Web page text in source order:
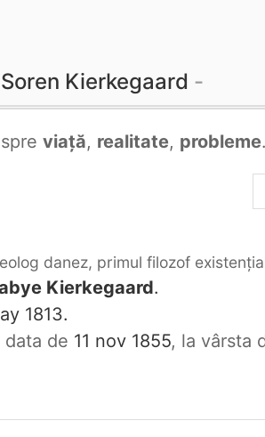
Soren Kierkegaard
viață, realitate, probleme.
danez, primul filozof
Kierkegaard.
1813.
de 11 nov 1855, la vârsta